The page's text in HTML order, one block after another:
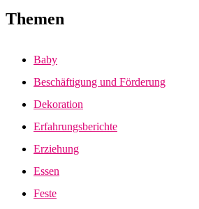
Themen
Baby
Beschäftigung und Förderung
Dekoration
Erfahrungsberichte
Erziehung
Essen
Feste